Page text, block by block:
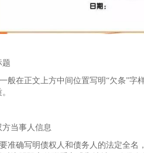
题
般在正文上方中间位置写明“欠条”字
方当事人信息
准确写明债权人和债务人的法定全名